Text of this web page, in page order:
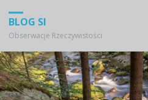
BLOG SI
Obserwacje Rzeczywistości